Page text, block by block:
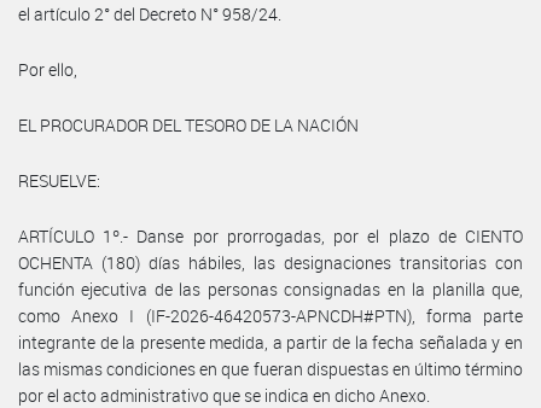
el artículo 2° del Decreto N° 958/24.
Por ello,
EL PROCURADOR DEL TESORO DE LA NACIÓN
RESUELVE:
ARTÍCULO 1º.- Danse por prorrogadas, por el plazo de CIENTO
OCHENTA (180) días hábiles, las designaciones transitorias con
función ejecutiva de las personas consignadas en la planilla que,
como Anexo I (IF-2026-46420573-APNCDH#PTN), forma parte
integrante de la presente medida, a partir de la fecha señalada y en
las mismas condiciones en que fueran dispuestas en último término
por el acto administrativo que se indica en dicho Anexo.